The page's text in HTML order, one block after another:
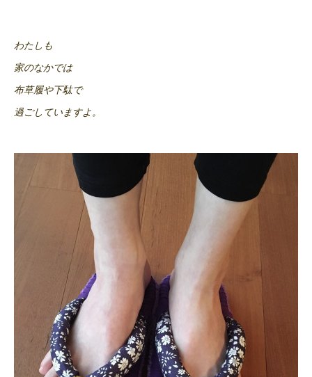
わたしも
家のなかでは
布草履や下駄で
過ごしていますよ。